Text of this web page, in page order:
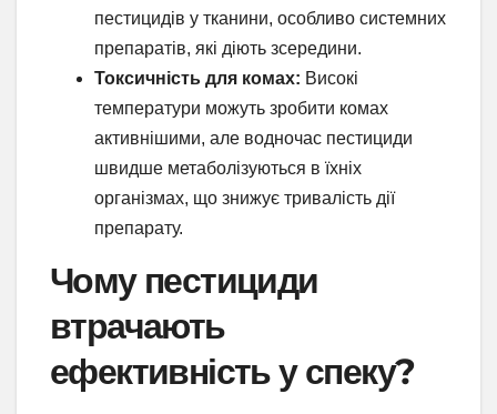
пестицидів у тканини, особливо системних
препаратів, які діють зсередини.
Токсичність для комах: Високі
температури можуть зробити комах
активнішими, але водночас пестициди
швидше метаболізуються в їхніх
організмах, що знижує тривалість дії
препарату.
Чому пестициди
втрачають
ефективність у спеку?